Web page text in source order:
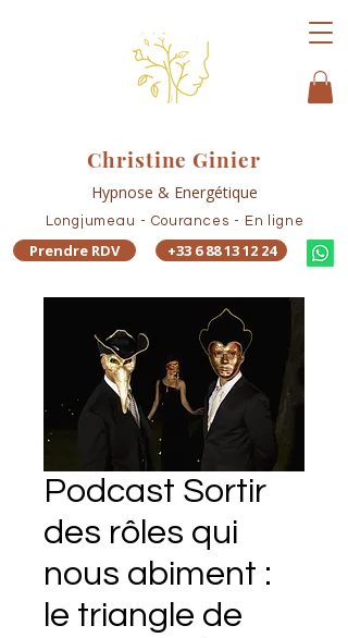
Christine Ginier
Hypnose & Energétique
Longjumeau - Courances - En ligne
Prendre RDV +33 6 88 13 12 24
Podcast Sortir
des rôles qui
nous abiment :
le triangle de